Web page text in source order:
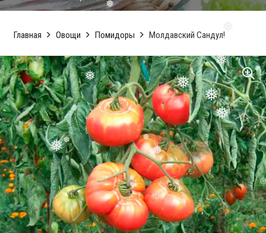
❅
❅
❅
❅
❅
❅
❅
❅
❅
❅
❅
❅
❅
❅
Главная Овощи Помидоры Молдавский Сандул!